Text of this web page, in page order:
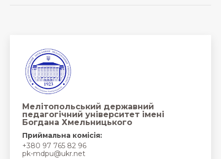
Мелітопольський державний
педагогічний університет імені
Богдана Хмельницького
Приймальна комісія:
+380 97 765 82 96
pk-mdpu@ukr.net